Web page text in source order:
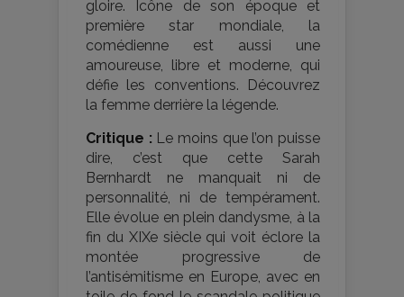
gloire. Icône de son époque et
première star mondiale, la
comédienne est aussi une
amoureuse, libre et moderne, qui
défie les conventions. Découvrez
la femme derrière la légende.
Critique : Le moins que l’on puisse
dire, c’est que cette Sarah
Bernhardt ne manquait ni de
personnalité, ni de tempérament.
Elle évolue en plein dandysme, à la
fin du XIXe siècle qui voit éclore la
montée progressive de
l’antisémitisme en Europe, avec en